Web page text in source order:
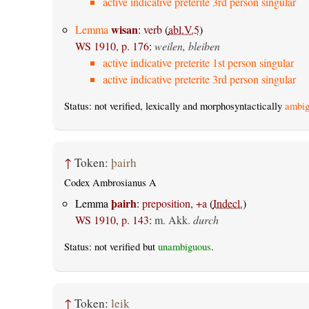
Lemma wisan: verb(abl.V.5)
WS 1910, p. 176: weilen, bleiben
active indicative preterite 1st person singular
active indicative preterite 3rd person singular
Status: not verified, lexically and morphosyntactically
↑ Token: þairh
Codex Ambrosianus A
Lemmaþairh: preposition, +a(Indecl.)
WS 1910, p. 143: m. Akk. durch
Status: not verified but unambiguous.
↑ Token: leik